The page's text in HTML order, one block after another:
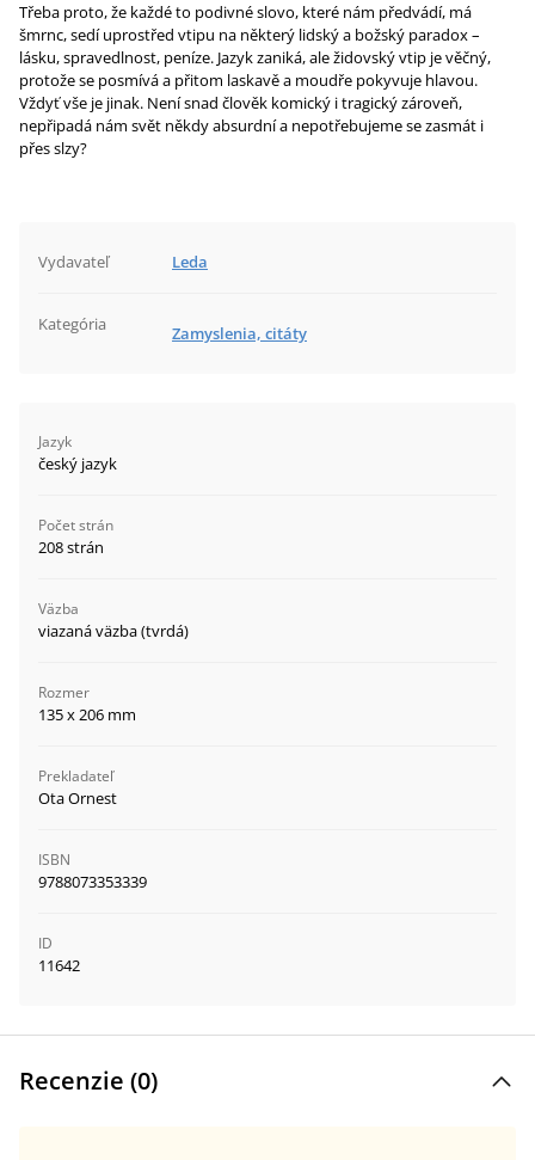
Třeba proto, že každé to podivné slovo, které nám předvádí, má
šmrnc, sedí uprostřed vtipu na některý lidský a božský paradox –
lásku, spravedlnost, peníze. Jazyk zaniká, ale židovský vtip je věčný,
protože se posmívá a přitom laskavě a moudře pokyvuje hlavou.
Vždyť vše je jinak. Není snad člověk komický i tragický zároveň,
nepřipadá nám svět někdy absurdní a nepotřebujeme se zasmát i
přes slzy?
Vydavateľ Leda
Kategória Zamyslenia, citáty
Jazyk
český jazyk
Počet strán
208 strán
Väzba
viazaná väzba (tvrdá)
Rozmer
135 x 206 mm
Prekladateľ
Ota Ornest
ISBN
9788073353339
ID
11642
Recenzie (0)